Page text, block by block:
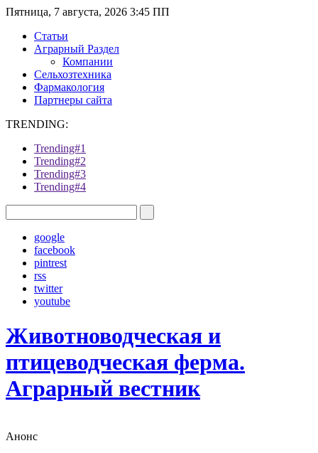
Пятница, 7 августа, 2026 3:45 ПП
Статьи
Аграрный Раздел
Компании
Сельхозтехника
Фармакология
Партнеры сайта
TRENDING:
Trending#1
Trending#2
Trending#3
Trending#4
google
facebook
pintrest
rss
twitter
youtube
Животноводческая и
птицеводческая ферма.
Аграрный вестник
Анонс